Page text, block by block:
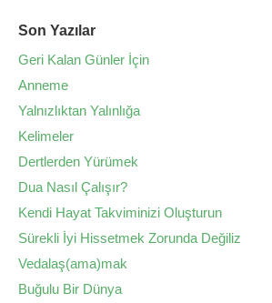
Son Yazılar
Geri Kalan Günler İçin
Anneme
Yalnızlıktan Yalınlığa
Kelimeler
Dertlerden Yürümek
Dua Nasıl Çalışır?
Kendi Hayat Takviminizi Oluşturun
Sürekli İyi Hissetmek Zorunda Değiliz
Vedalaş(ama)mak
Buğulu Bir Dünya